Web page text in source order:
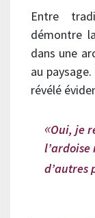
Entre
démontre
dans une
au
révélé
Oui, je
l’ardoise
d’autres